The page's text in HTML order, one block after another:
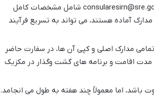
ابتدا باید با ارسال ایمیل به آدرس consularesirn@sre.gob.mx شامل مشخصات کامل
آماده هستند، می تواند به تسریع فرآیند
مدارک اصلی و کپی آن ها، در سفارت حاضر
مدت اقامت و برنامه های گشت وگذار در مکزیک
باشد، اما معمولاً چند هفته به طول می انجامد.